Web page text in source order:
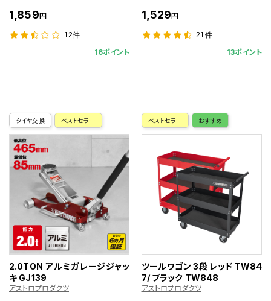
1,859円
12件
16ポイント
1,529円
21件
13ポイント
タイヤ交換 ベストセラー
2.0TON アルミガレージジャッ
キ GJ139
アストロプロダクツ
ベストセラー おすすめ
ツールワゴン 3段 レッド TW84
7/ ブラック TW848
アストロプロダクツ